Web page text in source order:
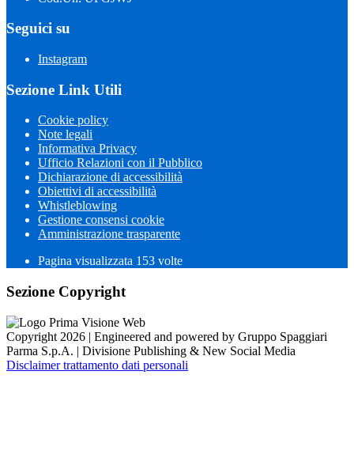
Seguici su
Instagram
Sezione Link Utili
Cookie policy
Note legali
Informativa Privacy
Ufficio Relazioni con il Pubblico
Dichiarazione di accessibilità
Obiettivi di accessibilità
Whistleblowing
Gestione consensi cookie
Amministrazione trasparente
Pagina visualizzata 153 volte
Sezione Copyright
Copyright 2026 | Engineered and powered by Gruppo Spaggiari
Parma S.p.A. | Divisione Publishing & New Social Media
Disclaimer trattamento dati personali